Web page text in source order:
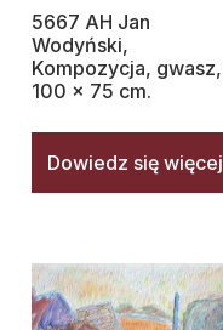
5667 AH Jan
Wodyński,
Kompozycja, gwasz,
100 x 75 cm.
Dowiedz się więcej